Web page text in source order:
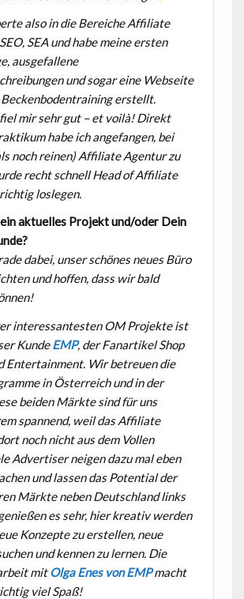
also in die Bereiche Affiliate
SEA und habe meine ersten
ausgefallene
und sogar eine Webseite
Beckenbodentraining erstellt.
mir sehr gut – et voilà! Direkt
habe ich angefangen, bei
noch reinen) Affiliate Agentur zu
recht schnell Head of Affiliate
loslegen.
aktuelles Projekt und/oder Dein
dabei, unser schönes neues Büro
und hoffen, dass wir bald
interessantesten OM Projekte ist
KundeEMP, der Fanartikel Shop
Entertainment. Wir betreuen die
in Österreich und in der
beiden Märkte sind für uns
spannend, weil das Affiliate
noch nicht aus dem Vollen
Advertiser neigen dazu mal eben
und lassen das Potential der
Märkte neben Deutschland links
es sehr, hier kreativ werden
Konzepte zu erstellen, neue
und kennen zu lernen. Die
mitOlga Enes von EMPmacht
viel Spaß!